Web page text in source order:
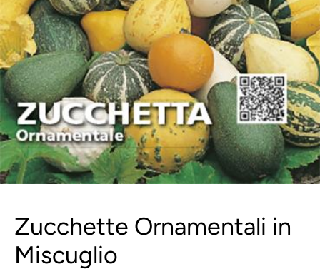
Zucchette Ornamentali in
Miscuglio